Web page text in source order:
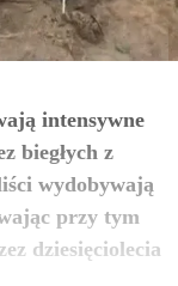
intensywne
biegłych z
wydobywają
przy tym
dziesięciolecia